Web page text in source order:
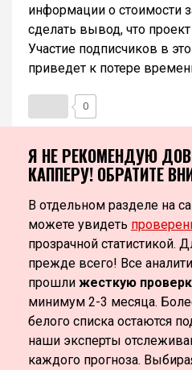
информации о стоимости
сделать вывод, что
Участие подписчиков в
приведет к потере
0
Я НЕ РЕКОМЕНДУЮ
КАППЕРУ! ОБРАТИТЕ
В отдельном разделе на
можете увидеть
прозрачной статистикой.
прежде всего! Все
прошли жесткую
минимум 2-3 месяца.
белого списка остаются
наши эксперты
каждого прогноза.